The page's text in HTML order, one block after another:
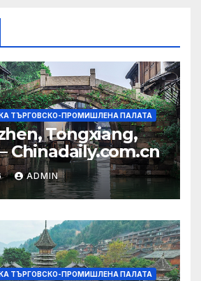
ТЪРГОВСКО-ПРОМИШЛЕНА ПАЛАТА
Tongxiang,
Chinadaily.com.cn
ADMIN
ТЪРГОВСКО-ПРОМИШЛЕНА ПАЛАТА